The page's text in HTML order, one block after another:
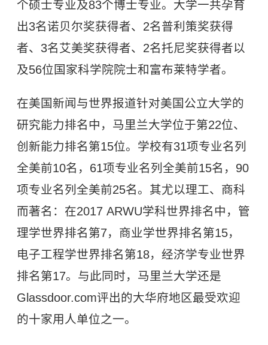
个硕士专业及83个博士专业。大学一共孕育
出3名诺贝尔奖获得者、2名普利策奖获得
者、3名艾美奖获得者、2名托尼奖获得者以
及56位国家科学院院士和富布莱特学者。
在美国新闻与世界报道针对美国公立大学的
研究能力排名中，马里兰大学位于第22位、
创新能力排名第15位。学校有31项专业名列
全美前10名，61项专业名列全美前15名，90
项专业名列全美前25名。其尤以理工、商科
而著名：在2017 ARWU学科世界排名中，管
理学世界排名第7，商业学世界排名第15，
电子工程学世界排名第18，经济学专业世界
排名第17。与此同时，马里兰大学还是
Glassdoor.com评出的大华府地区最受欢迎
的十家用人单位之一。